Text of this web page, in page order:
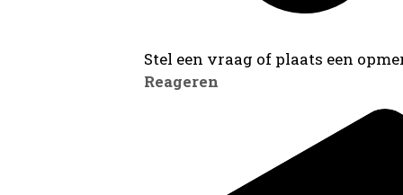
Stel een vraag of plaats een
Reageren